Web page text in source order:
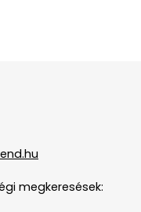
megkeresések: